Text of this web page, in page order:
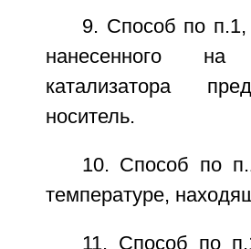
9. Способ по п.1,
нанесенного на
катализатора
носитель.
10. Способ по
температуре,
11. Способ по